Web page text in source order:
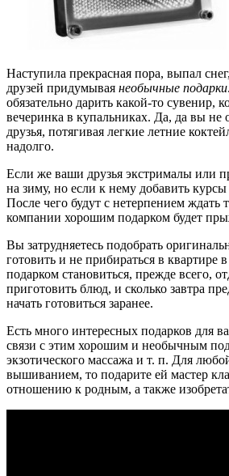
Наступила прекрасная пора, выпал
друзей придумывая необычные подарки
обязательно дарить какой-то
вечеринка в купальниках. Да, да вы не
друзья, потягивая легкие летние
надолго.
Если же ваши друзья экстрималы или
на зиму, но если к нему добавить
После чего будут с нетерпением ждать
компании хорошим подарком будет
Вы затрудняетесь подобрать
готовить и не прибираться в
подарком становиться, прежде всего,
приготовить блюд, и сколько завтра
начать готовиться заранее.
Есть много интересных подарков для
связи с этим хорошим и необычным
экзотического массажа и т. п. Для
вышиванием, то подарите ей мастер
отношению к родным, а также